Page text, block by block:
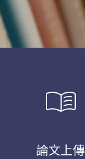
menu_book
論文上傳